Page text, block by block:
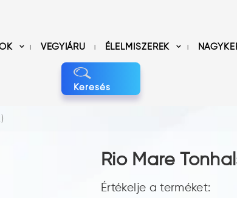
VEGYIÁRU ÉLELMISZEREK
Keresés
Rio Mare
Értékelje a terméket: